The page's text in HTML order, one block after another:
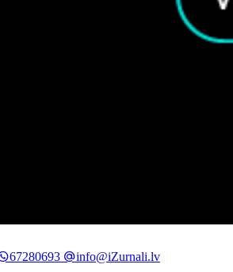
67280693
info@iZurnali.lv